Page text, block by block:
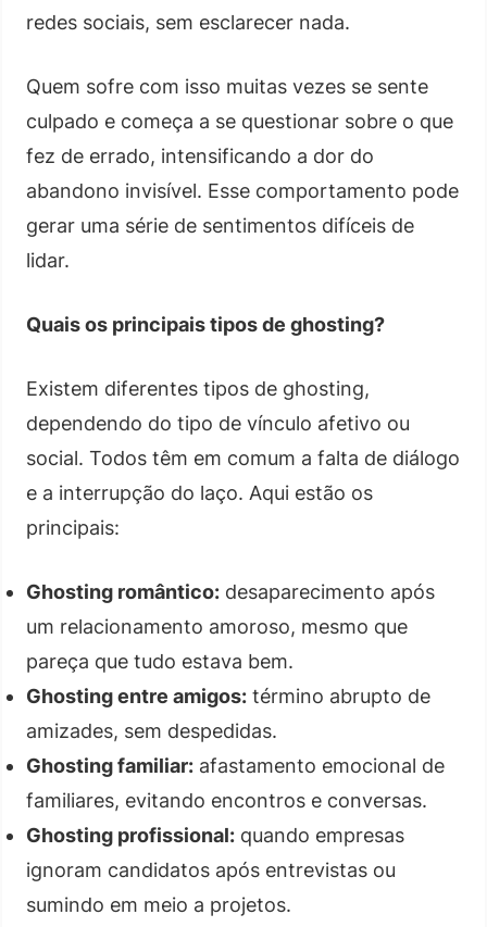
redes sociais, sem esclarecer nada.
Quem sofre com isso muitas vezes se sente
culpado e começa a se questionar sobre o que
fez de errado, intensificando a dor do
abandono invisível. Esse comportamento pode
gerar uma série de sentimentos difíceis de
lidar.
Quais os principais tipos de ghosting?
Existem diferentes tipos de ghosting,
dependendo do tipo de vínculo afetivo ou
social. Todos têm em comum a falta de diálogo
e a interrupção do laço. Aqui estão os
principais:
Ghosting romântico: desaparecimento após
um relacionamento amoroso, mesmo que
pareça que tudo estava bem.
Ghosting entre amigos: término abrupto de
amizades, sem despedidas.
Ghosting familiar: afastamento emocional de
familiares, evitando encontros e conversas.
Ghosting profissional: quando empresas
ignoram candidatos após entrevistas ou
sumindo em meio a projetos.